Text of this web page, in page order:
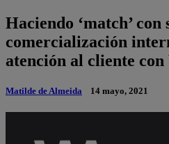
Haciendo ‘match’ con
comercialización
atención al cliente con
Matilde de Almeida 14 mayo, 2021